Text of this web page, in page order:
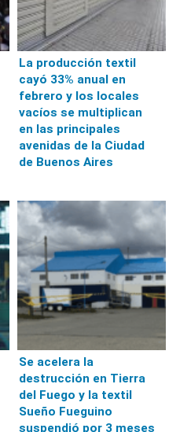
La producción textil
cayó 33% anual en
febrero y los locales
vacíos se multiplican
en las principales
avenidas de la Ciudad
de Buenos Aires
Se acelera la
destrucción en Tierra
del Fuego y la textil
Sueño Fueguino
suspendió por 3 meses